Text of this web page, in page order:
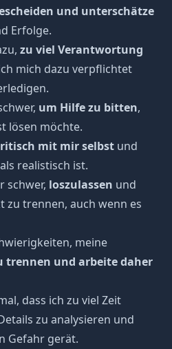
und unterschätze
Erfolge.
zu viel Verantwortung
mich dazu verpflichtet
um Hilfe zu bitten,
lösen möchte.
mit mir selbstund
realistisch ist.
schwer, loszulassen und
zu trennen, auch wenn es
meine
trennen und arbeite daher
dass ich zu viel Zeit
zu analysieren und
Gefahr gerät.